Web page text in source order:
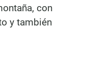
con
y también